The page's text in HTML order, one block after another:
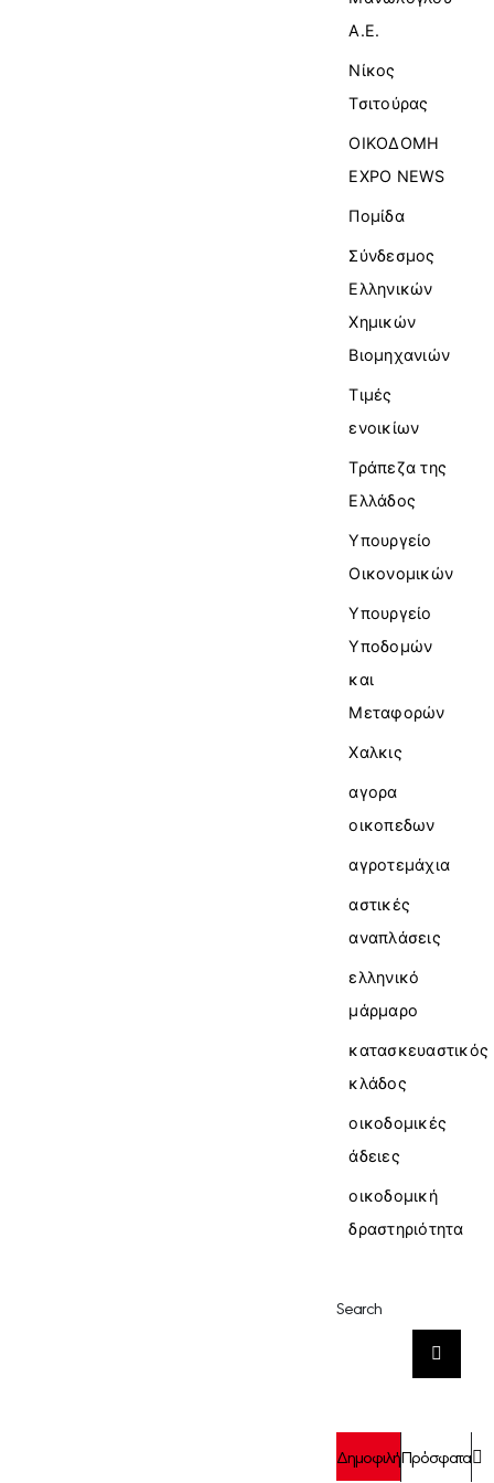
Α.Ε.
Νίκος
Τσιτούρας
ΟΙΚΟΔΟΜΗ
EXPO NEWS
Πομίδα
Σύνδεσμος
Ελληνικών
Χημικών
Βιομηχανιών
Τιμές
ενοικίων
Τράπεζα της
Ελλάδος
Υπουργείο
Οικονομικών
Υπουργείο
Υποδομών
και
Μεταφορών
Χαλκις
αγορα
οικοπεδων
αγροτεμάχια
αστικές
αναπλάσεις
ελληνικό
μάρμαρο
κατασκευαστικός
κλάδος
οικοδομικές
άδειες
οικοδομική
δραστηριότητα
Search
Αναζήτηση
ΔημοφιλήΠρόσφατα